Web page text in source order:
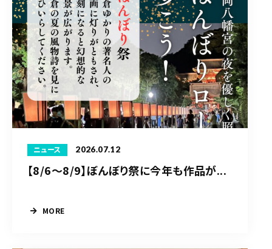
ニュース 2026.07.12
【8/6〜8/9】ぼんぼり祭に今年も作品が...
MORE